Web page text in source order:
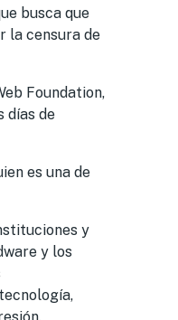
busca que
la censura de
Foundation,
días de
es una de
y
y los